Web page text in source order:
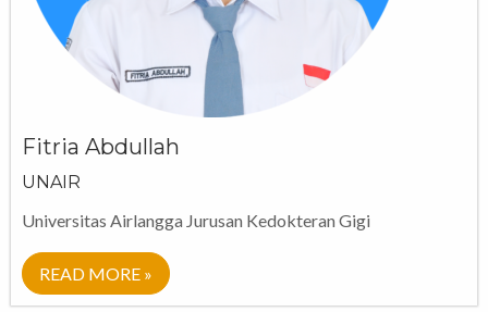
Fitria Abdullah
UNAIR
Universitas Airlangga Jurusan Kedokteran Gigi
READ MORE »